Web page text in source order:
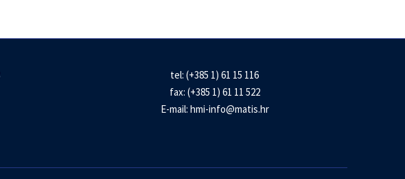
tel: (+385 1) 61 15 116
fax: (+385 1) 61 11 522
E-mail: hmi-info@matis.hr